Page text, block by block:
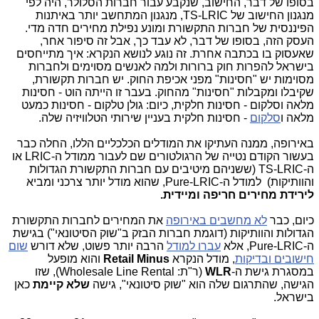
בסופו של דבר, החישוב, שנקבע עבור חברות הסלולר, היה לפי
מנגנון החישוב של TS-LRIC, מנגנון המתחשב יותר באיתנות
הפיננסית של חברות התקשורת ומונע נפילת מחירים חדה מדי.
העסק הזה, בסופו של דבר, לא עבד כך, אבל זה סיפור אחר,
שאעסוק בו בכתבה אחרת. זה נוגע לנושא הנקרא: איך מתייחסים
בישראל להפרות חוק ברורות ולמה לאנשים מסוימים ולחברות
מסוימות יש "חסינות" מפני אכיפת החוק. יש חברות תקשורת,
שקיבלו ומקבלות "חסינות" מהחוק. בעבר זו הייתה הוט - חסינות
מלאה וסלקום - חסינות חלקית, כיום: גולן טלקום - חסינות כמעט
מלאה וסלקום - חסינות חלקית בעניין שירותי הטלוויזיה שלה.
באירופה, ממנה העתיקו את המודלים הכלכליים הללו, החלה כבר
בעשור הקודם נטייה של הרגולטורים שם לעבור ממודל ה-LRIC או
ה-TS-LRIC (ששניהם מיטיבים עם חברות התקשורת הגדולות
והוותיקות) למודל ה-Pure-LRIC, שהוא מודל יותר צרכני ומביא
לירידת מחירים חריפה ומיידית.
כיום, כבר לא מחשבים באירופה את המחירים לחברות התקשורת
הגדולות והוותיקות (דוגמת חברות הבזק ב"שוק הסיטונאי") בגישת
ה-Pure-LRIC, אלא
עברו למודל הרבה יותר פשוט, שלא דורש שום
חישובים ובדיקות, מודל הנקרא Retail Minus והוא מופעל
במסגרת גישת ה-WLR
(ר"ת: Wholesale Line Rental), שזו
הגישה, שהתרגום שלה הוא "שוק סיטונאי", גישה שלא קיימת כאן
בישראל.